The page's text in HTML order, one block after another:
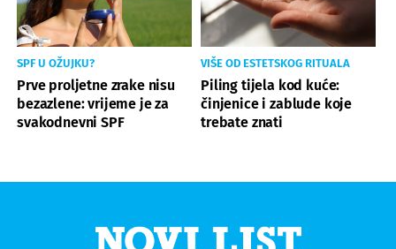
SPF U OŽUJKU?
Prve proljetne zrake nisu
bezazlene: vrijeme je za
svakodnevni SPF
VIŠE OD ESTETSKOG RITUALA
Piling tijela kod kuće:
činjenice i zablude koje
trebate znati